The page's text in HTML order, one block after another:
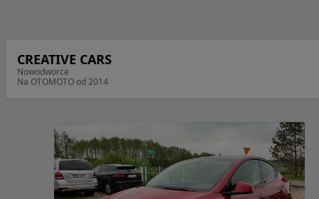
CREATIVE CARS
Nowodworce
Na OTOMOTO od 2014